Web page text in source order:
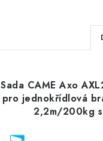
Ř
a
z
e
n
Sada CAME Axo
pro jednokřídlová
2,2m/200kg s